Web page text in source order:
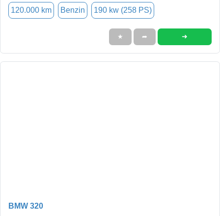
120.000 km Benzin 190 kw (258 PS)
★ ➦ ➜
BMW 320